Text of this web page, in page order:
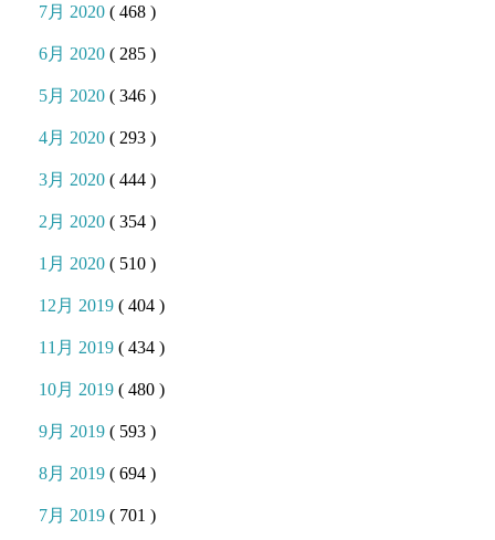
7月 2020( 468 )
6月 2020( 285 )
5月 2020( 346 )
4月 2020( 293 )
3月 2020( 444 )
2月 2020( 354 )
1月 2020( 510 )
12月 2019( 404 )
11月 2019( 434 )
10月 2019( 480 )
9月 2019( 593 )
8月 2019( 694 )
7月 2019( 701 )